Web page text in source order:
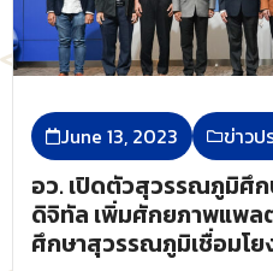
June 13, 2023 ข่าวป
อว. เปิดตัวสุวรรณภูมิศึ
ดิจิทัล เพิ่มศักยภาพแพล
ศึกษาสุวรรณภูมิเชื่อมโย